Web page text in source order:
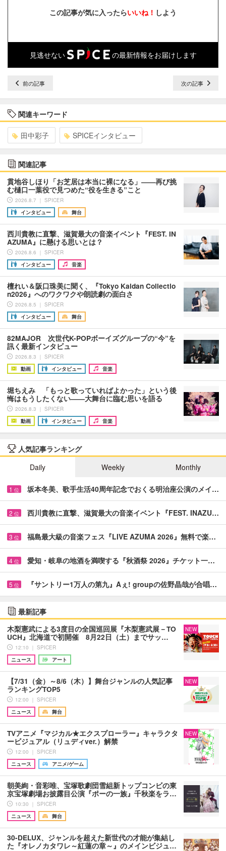
この記事が気に入ったらいいね！ しよう
見逃せない の最新情報をお届けします
前の記事 次の記事
関連キーワード
田中彩子 SPICEインタビュー
関連記事
貫地谷しほり「お芝居は本当に裸になる」――再び挑
む樋口一葉役で見つめた“役を生きる”こと
2026.8.7 ｜ SPICER
インタビュー
舞台
西川貴教に直撃、滋賀最大の音楽イベント『FEST. IN
AZUMA』に懸ける思いとは？
2026.8.6 ｜ SPICER
インタビュー
音楽
檀れい＆阪口珠美に聞く、『Tokyo Kaidan Collectio
n2026』へのワクワクや朗読劇の面白さ
2026.8.5 ｜ SPICER
インタビュー
舞台
82MAJOR 次世代K-POPボーイズグループの“今”を
訊く最新インタビュー
2026.8.3 ｜ SPICER
動画
インタビュー 音楽
堀ちえみ 「もっと歌っていればよかった」という後
悔はもうしたくない――大舞台に臨む思いを語る
2026.8.3 ｜ SPICER
動画
インタビュー 音楽
人気記事ランキング
Daily
Weekly Monthly
1 位 坂本冬美、歌手生活40周年記念でおくる明治座公演のメイ…
2 位 西川貴教に直撃、滋賀最大の音楽イベント『FEST. INAZU…
3 位 福島最大級の音楽フェス『LIVE AZUMA 2026』無料で楽…
4 位 愛知・岐阜の地酒を満喫する『秋酒祭 2026』チケット一…
5 位 『サントリー1万人の第九』Aぇ! groupの佐野晶哉が合唱…
最新記事
木梨憲武による3度目の全国巡回展『木梨憲武展－TO
UCH』北海道で初開催 8月22日（土）までサッ…
12:10 ｜ SPICER
ニュース
アート
NEW
【7/31（金）～8/6（木）】舞台ジャンルの人気記事
ランキングTOP5
12:00 ｜ SPICER
ニュース
舞台
NEW
TVアニメ『マジカル★エクスプローラー』キャラクタ
ービジュアル（リュディver.）解禁
12:00 ｜ SPICER
ニュース
アニメ/ゲーム
NEW
朝美絢・音彩唯、宝塚歌劇団雪組新トップコンビの東
京宝塚劇場お披露目公演『ポーの一族』千秋楽をラ…
10:30 ｜ SPICER
ニュース
舞台
30-DELUX、ジャンルを超えた新世代の才能が集結し
た『オレノカタワレ～紅蓮の章～』のメインビジュ…